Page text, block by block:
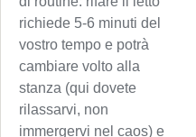
richiede 5-6 minuti del
vostro tempo e potrà
cambiare volto alla
stanza (qui dovete
rilassarvi, non
immergervi nel caos) e